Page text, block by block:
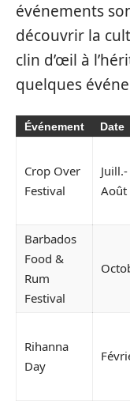
événements
découvrir la
clin d’œil à
quelques
Événement Date
Crop Over
Festival
Juill.-
Août
Barbados
Food &
Rum
Festival
Rihanna
Day